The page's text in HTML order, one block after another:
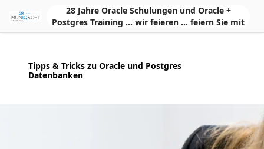
Skip to Main Content28 Jahre Oracle Schulungen und Oracle +
Postgres Training ... wir feieren ... feiern Sie mit
Tipps & Tricks zu Oracle und Postgres
Datenbanken